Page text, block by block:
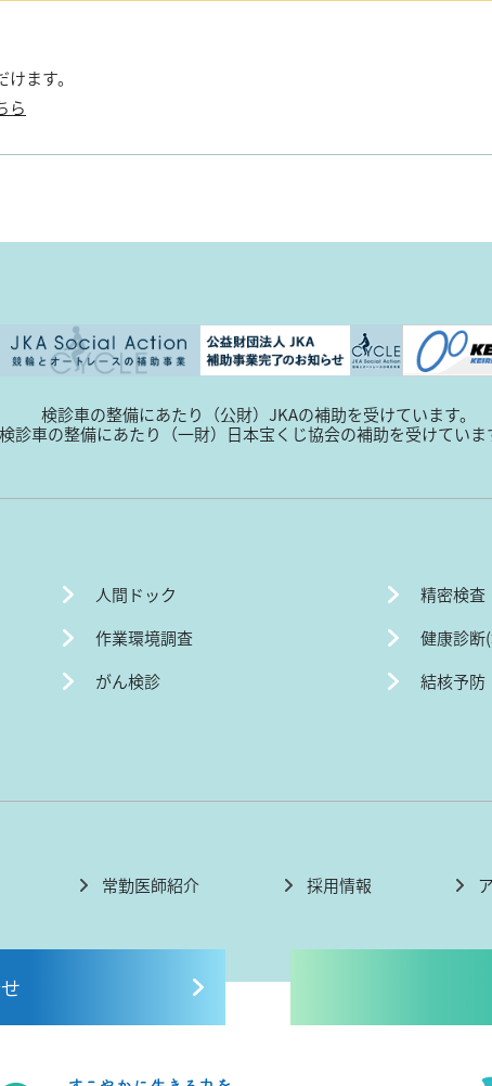
ます。
ら
検診車の整備にあたり（公財）JKAの補助を受けています。
検診車の整備にあたり（一財）日本宝くじ協会の補助を受けていま
人間ドック
精密検査
作業環境調査
健康診断
がん検診 結核予防
常勤医師紹介 採用情報